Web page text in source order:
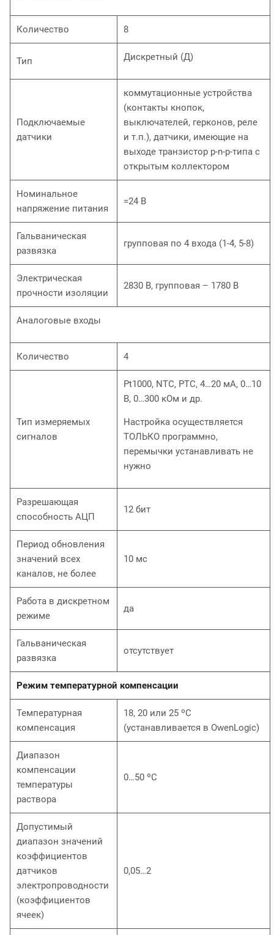
Количество 8
Тип Дискретный (Д)
Подключаемые
датчики
коммутационные устройства
(контакты кнопок,
выключателей, герконов, реле
и т.п.), датчики, имеющие на
выходе транзистор p-n-p-типа с
открытым коллектором
Номинальное
напряжение питания
=24 В
Гальваническая
развязка
групповая по 4 входа (1-4, 5-8)
Электрическая
прочности изоляции
2830 В, групповая – 1780 В
Аналоговые входы
Количество 4
Тип измеряемых
сигналов
Pt1000, NTC, РТС, 4…20 мА, 0…10
В, 0…300 кОм и др.
Настройка осуществляется
ТОЛЬКО программно,
перемычки устанавливать не
нужно
Разрешающая
способность АЦП
12 бит
Период обновления
значений всех
каналов, не более
10 мс
Работа в дискретном
режиме
да
Гальваническая
развязка
отсутствует
Режим температурной компенсации
Температурная
компенсация
18, 20 или 25 ºС
(устанавливается в OwenLogic)
Диапазон
компенсации
температуры
раствора
0…50 ºС
Допустимый
диапазон значений
коэффициентов
датчиков
электропроводности
(коэффициентов
ячеек)
0,05…2